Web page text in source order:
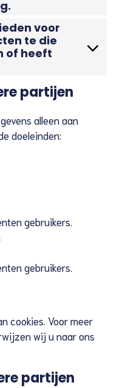
voor
te die
of heeft
partijen
alleen aan
doeleinden:
gebruikers.
gebruikers.
cookies. Voor meer
wij u naar ons
partijen